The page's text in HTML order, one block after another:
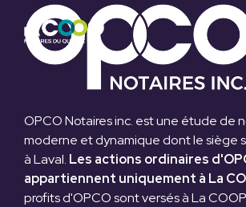
main
content.
OPCO Notaires inc. est une étude de
moderne et dynamique dont le siège
à Laval. Les actions ordinaires
appartiennent uniquement à La
profits d'OPCO sont versés à La